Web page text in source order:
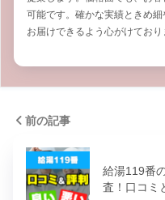
可能です。確かな実績ときめ
お届けできるよう心がけており
前の記事
給湯119番
査！口コミ